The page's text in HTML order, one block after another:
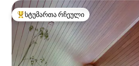
სტუმართა რჩეული მოწინავე ვარიანტი
სტუმართა რჩეული